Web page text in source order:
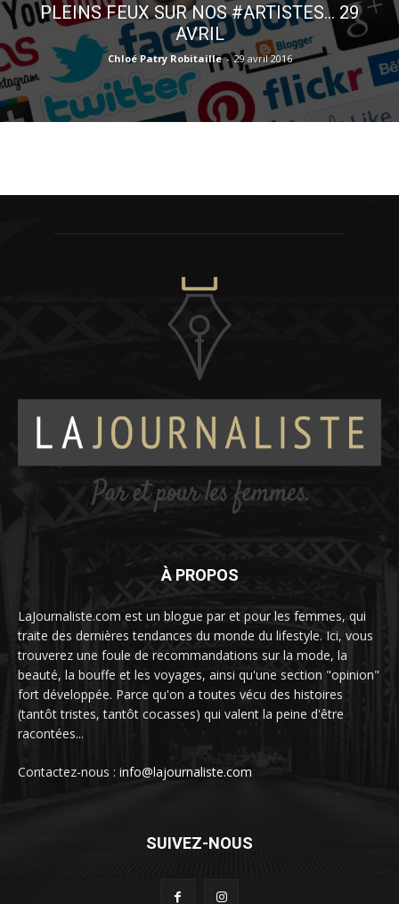
PLEINS FEUX SUR NOS #ARTISTES… 29
AVRIL
Chloé Patry Robitaille - 29 avril 2016
À PROPOS
LaJournaliste.com est un blogue par et pour les femmes, qui
traite des dernières tendances du monde du lifestyle. Ici, vous
trouverez une foule de recommandations sur la mode, la
beauté, la bouffe et les voyages, ainsi qu'une section "opinion"
fort développée. Parce qu'on a toutes vécu des histoires
(tantôt tristes, tantôt cocasses) qui valent la peine d'être
racontées...
Contactez-nous : info@lajournaliste.com
SUIVEZ-NOUS